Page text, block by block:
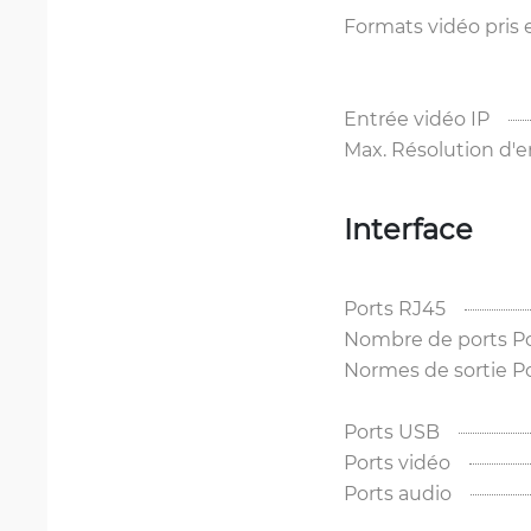
Formats vidéo pris
Entrée vidéo IP
Max. Résolution
Interface
Ports RJ45
Nombre de ports
Normes de sortie
Ports USB
Ports vidéo
Ports audio